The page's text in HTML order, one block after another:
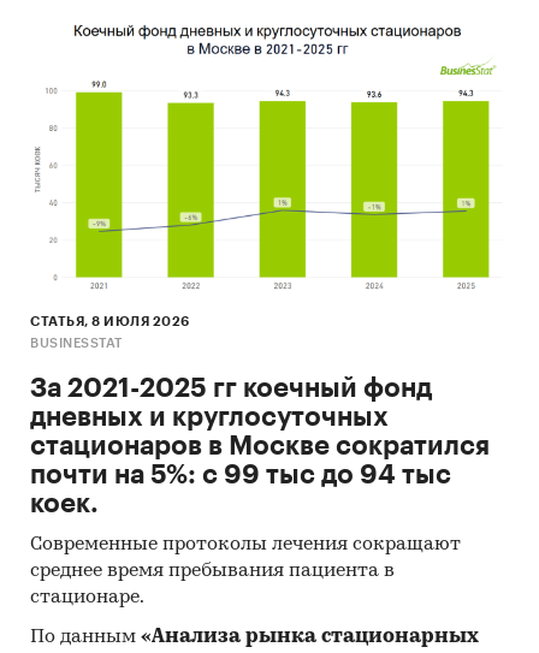
СТАТЬЯ, 8 ИЮЛЯ 2026
BUSINESSTAT
За 2021-2025 гг коечный фонд
дневных и круглосуточных
стационаров в Москве сократился
почти на 5%: с 99 тыс до 94 тыс
коек.
Современные протоколы лечения сокращают
среднее время пребывания пациента в
стационаре.
По данным «Анализа рынка стационарных